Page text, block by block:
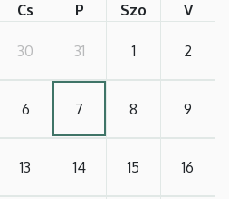
Cs P Szo V
30 31 1 2
6 7 8 9
13 14 15 16